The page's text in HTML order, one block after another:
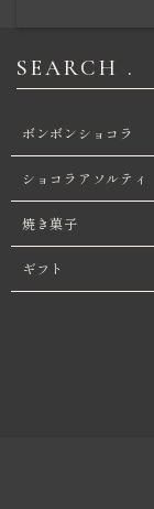
SEARCH .
ボンボンショコラ
ショコラアソルティ
焼き菓子
ギフト